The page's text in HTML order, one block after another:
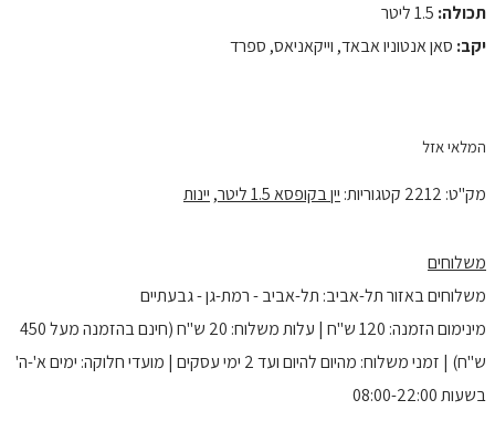
תכולה:
יקב: סאן אנטוניו אבאד, וייקאניאס, ספרד
המלאי אזל
מק"ט: 2212 קטגוריות: יין בקופסא 1.5 ליטר , יינות
משלוחים
משלוחים באזור תל-אביב: תל-אביב - רמת-גן - גבעתיים
מינימום הזמנה: 120 ש"ח | עלות משלוח: 20 ש"ח (חינם בהזמנה מעל 450
ש"ח) | זמני משלוח: מהיום להיום ועד 2 ימי עסקים | מועדי חלוקה: ימים א'-ה'
בשעות 08:00-22:00